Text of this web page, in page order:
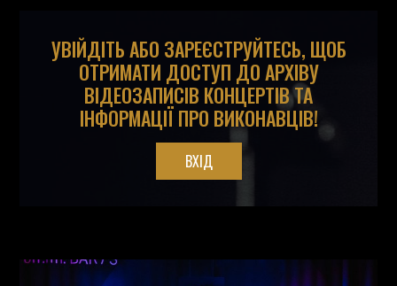
УВІЙДІТЬ АБО ЗАРЕЄСТРУЙТЕСЬ, ЩОБ
ОТРИМАТИ ДОСТУП ДО АРХІВУ
ВІДЕОЗАПИСІВ КОНЦЕРТІВ ТА
ІНФОРМАЦІЇ ПРО ВИКОНАВЦІВ!
ВХІД